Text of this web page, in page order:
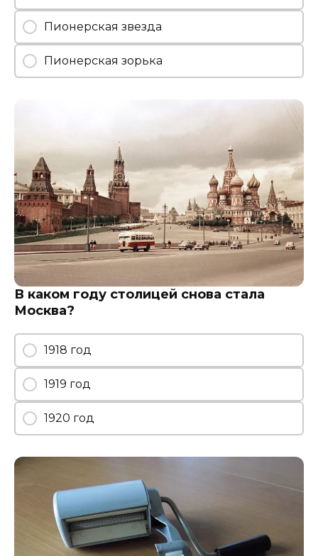
Пионерская звезда
Пионерская зорька
В каком году столицей снова стала
Москва?
1918 год
1919 год
1920 год